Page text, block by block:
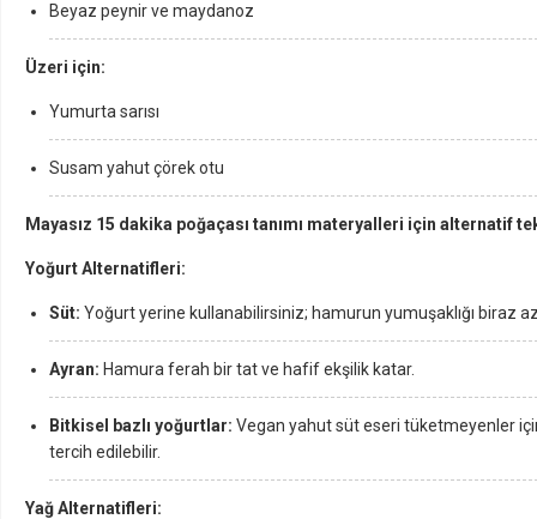
Beyaz peynir ve maydanoz
Üzeri için:
Yumurta sarısı
Susam yahut çörek otu
Mayasız 15 dakika poğaçası tanımı materyalleri için alternatif
Yoğurt Alternatifleri:
Süt: Yoğurt yerine kullanabilirsiniz; hamurun yumuşaklığı biraz
Ayran: Hamura ferah bir tat ve hafif ekşilik katar.
Bitkisel bazlı yoğurtlar: Vegan yahut süt eseri tüketmeyenler
tercih edilebilir.
Yağ Alternatifleri: